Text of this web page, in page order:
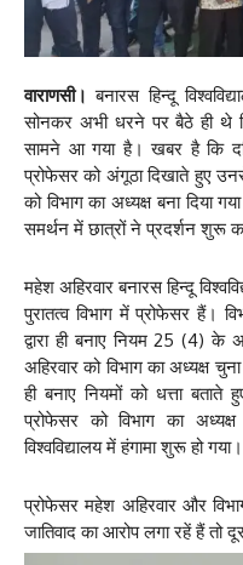
वाराणसी। बनारस हिन्दू
सोनकर अभी धरने पर बैठे ही थे कि
सामने आ गया है। खबर है कि
प्रोफेसर को अंगूठा दिखाते हुए
को विभाग का अध्यक्ष बना
समर्थन में छात्रों ने प्रदर्शन शुरू
महेश अहिरवार बनारस हिन्दू
पुरातत्व विभाग में प्रोफेसर हैं।
द्वारा ही बनाए नियम 25 (4) के
अहिरवार को विभाग का अध्यक्ष
ही बनाए नियमों को धत्ता
प्रोफेसर को विभाग का
विश्वविद्यालय में हंगामा शुरू हो गया।
प्रोफेसर महेश अहिरवार और
जातिवाद का आरोप लगा रहें हैं तो